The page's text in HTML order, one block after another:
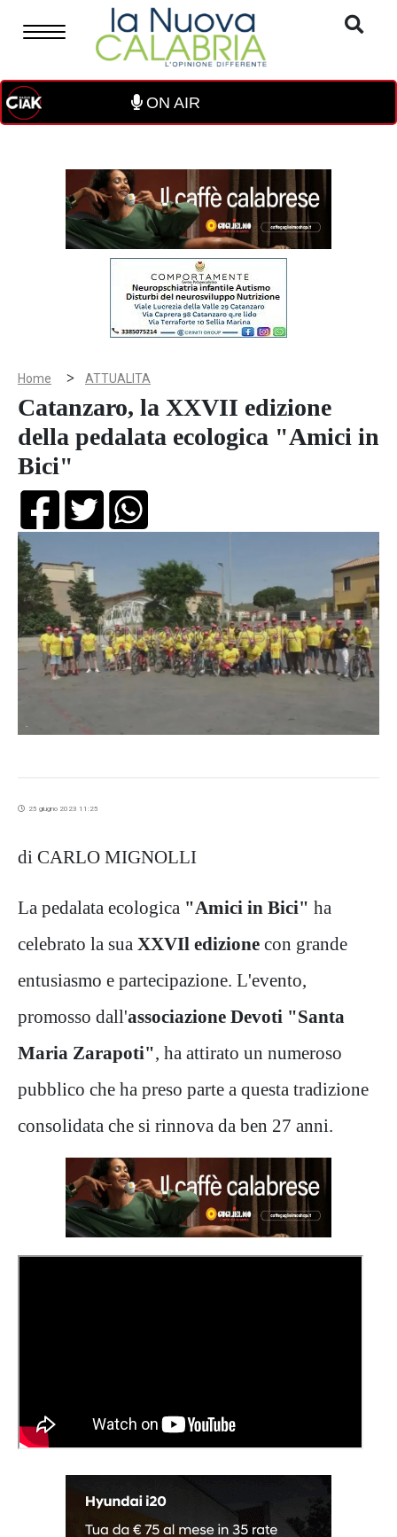
ON AIR
Home > ATTUALITA
Catanzaro, la XXVII edizione
della pedalata ecologica "Amici in
Bici"
25 giugno 2023 11:25
di CARLO MIGNOLLI
La pedalata ecologica "Amici in Bici" ha
celebrato la sua XXVIl edizione con grande
entusiasmo e partecipazione. L'evento,
promosso dall'associazione Devoti "Santa
Maria Zarapoti", ha attirato un numeroso
pubblico che ha preso parte a questa tradizione
consolidata che si rinnova da ben 27 anni.